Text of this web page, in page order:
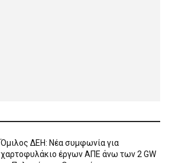
Όμιλος ΔΕΗ: Νέα συμφωνία για
χαρτοφυλάκιο έργων ΑΠΕ άνω των 2 GW